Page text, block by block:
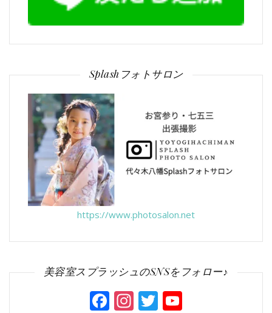
Splashフォトサロン
https://www.photosalon.net
美容室スプラッシュのSNSをフォロー♪
Facebook
Instagram
Twitter